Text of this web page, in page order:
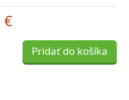
€
Pridať do košíka